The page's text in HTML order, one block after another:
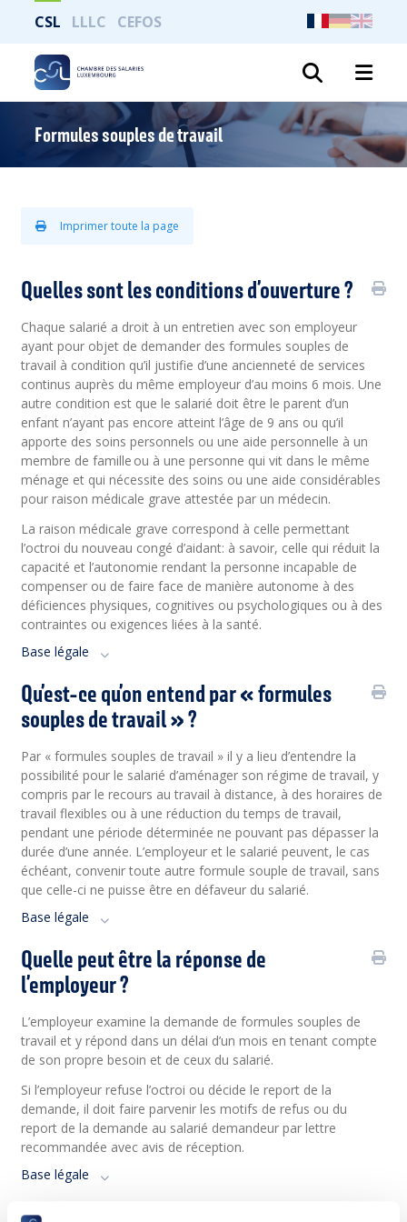
CSL LLLC CEFOS
Formules souples de travail
Imprimer toute la page
Quelles sont les conditions d’ouverture ?
Chaque salarié a droit à un entretien avec son employeur
ayant pour objet de demander des formules souples de
travail à condition qu’il justifie d’une ancienneté de services
continus auprès du même employeur d’au moins 6 mois. Une
autre condition est que le salarié doit être le parent d’un
enfant n’ayant pas encore atteint l’âge de 9 ans ou qu’il
apporte des soins personnels ou une aide personnelle à un
membre de famille ou à une personne qui vit dans le même
ménage et qui nécessite des soins ou une aide considérables
pour raison médicale grave attestée par un médecin.
La raison médicale grave correspond à celle permettant
l’octroi du nouveau congé d’aidant: à savoir, celle qui réduit la
capacité et l’autonomie rendant la personne incapable de
compenser ou de faire face de manière autonome à des
déficiences physiques, cognitives ou psychologiques ou à des
contraintes ou exigences liées à la santé.
Base légale
Qu’est-ce qu’on entend par « formules
souples de travail » ?
Par « formules souples de travail » il y a lieu d’entendre la
possibilité pour le salarié d’aménager son régime de travail, y
compris par le recours au travail à distance, à des horaires de
travail flexibles ou à une réduction du temps de travail,
pendant une période déterminée ne pouvant pas dépasser la
durée d’une année. L’employeur et le salarié peuvent, le cas
échéant, convenir toute autre formule souple de travail, sans
que celle-ci ne puisse être en défaveur du salarié.
Base légale
Quelle peut être la réponse de
l’employeur ?
L’employeur examine la demande de formules souples de
travail et y répond dans un délai d’un mois en tenant compte
de son propre besoin et de ceux du salarié.
Si l’employeur refuse l’octroi ou décide le report de la
demande, il doit faire parvenir les motifs de refus ou du
report de la demande au salarié demandeur par lettre
recommandée avec avis de réception.
Base légale
Comment se fait le retour au régime de